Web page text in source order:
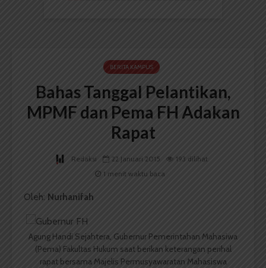
BERITA KAMPUS
Bahas Tanggal Pelantikan,
MPMF dan Pema FH Adakan
Rapat
Redaksi 22 Januari 2015
193 dilihat
1 menit waktu baca
Oleh: Nurhanifah
Agung Handi Sejahtera, Gubernur Pemerintahan Mahasiwa
(Pema) Fakultas Hukum saat berikan keterangan perihal
rapat bersama Majelis Permusyawaratan Mahasiswa